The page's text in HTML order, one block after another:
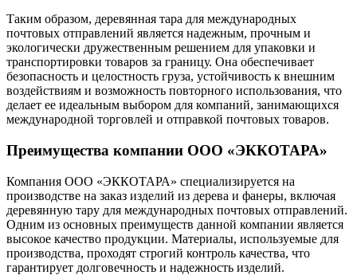
Таким образом, деревянная тара для международных
почтовых отправлений является надежным, прочным и
экологически дружественным решением для упаковки и
транспортировки товаров за границу. Она обеспечивает
безопасность и целостность груза, устойчивость к внешним
воздействиям и возможность повторного использования, что
делает ее идеальным выбором для компаний, занимающихся
международной торговлей и отправкой почтовых товаров.
Преимущества компании ООО «ЭККОТАРА»
Компания ООО «ЭККОТАРА» специализируется на
производстве на заказ изделий из дерева и фанеры, включая
деревянную тару для международных почтовых отправлений.
Одним из основных преимуществ данной компании является
высокое качество продукции. Материалы, используемые для
производства, проходят строгий контроль качества, что
гарантирует долговечность и надежность изделий.